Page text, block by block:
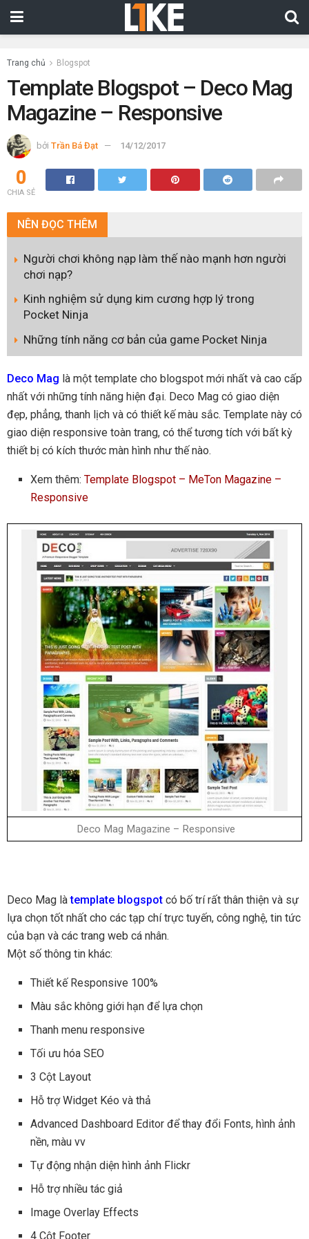
Trang chủ Blogspot
Template Blogspot – Deco Mag
Magazine – Responsive
bởi Trần Bá Đạt 14/12/2017
0
CHIA SẺ
NÊN ĐỌC THÊM
Người chơi không nạp làm thế nào mạnh hơn người
chơi nạp?
Kinh nghiệm sử dụng kim cương hợp lý trong
Pocket Ninja
Những tính năng cơ bản của game Pocket Ninja
Deco Mag là một template cho blogspot mới nhất và cao cấp
nhất với những tính năng hiện đại. Deco Mag có giao diện
đẹp, phẳng, thanh lịch và có thiết kế màu sắc. Template này có
giao diện responsive toàn trang, có thể tương tích với bất kỳ
thiết bị có kích thước màn hình như thế nào.
Xem thêm:Template Blogspot – MeTon Magazine –
Responsive
Deco Mag Magazine – Responsive
Deco Mag làtemplate blogspot có bố trí rất thân thiện và sự
lựa chọn tốt nhất cho các tạp chí trực tuyến, công nghệ, tin tức
của bạn và các trang web cá nhân.
Một số thông tin khác:
Thiết kế Responsive 100%
Màu sắc không giới hạn để lựa chọn
Thanh menu responsive
Tối ưu hóa SEO
3 Cột Layout
Hỗ trợ Widget Kéo và thả
Advanced Dashboard Editor để thay đổi Fonts, hình ảnh
nền, màu vv
Tự động nhận diện hình ảnh Flickr
Hỗ trợ nhiều tác giả
Image Overlay Effects
4 Cột Footer